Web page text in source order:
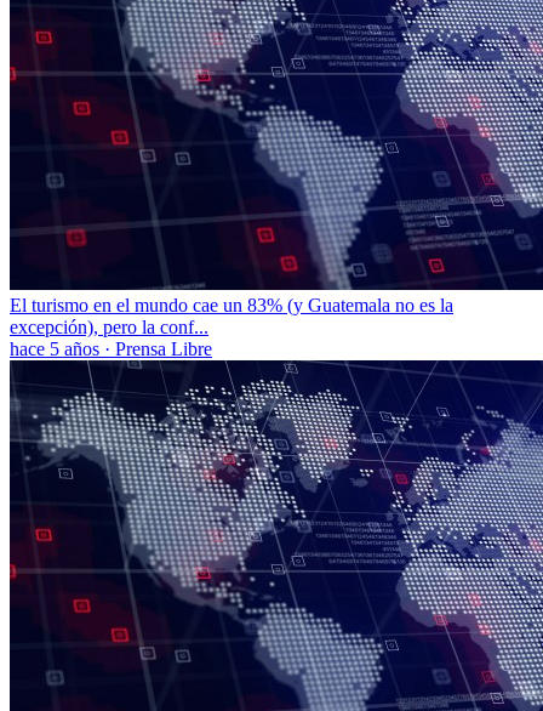
El turismo en el mundo cae un 83% (y Guatemala no es la
excepción), pero la conf...
hace 5 años · Prensa Libre